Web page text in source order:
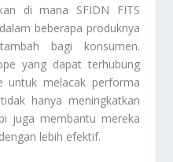
di mana SFIDN FITS
beberapa produknya
bagi konsumen.
yang dapat terhubung
untuk melacak performa
hanya meningkatkan
juga membantu mereka
lebih efektif.